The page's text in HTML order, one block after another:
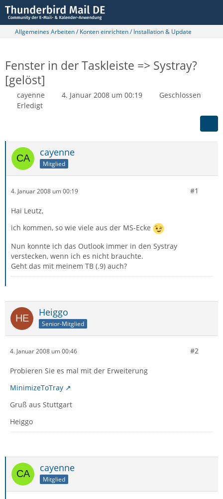
Allgemeines Arbeiten / Konten einrichten / Installation & Update
Fenster in der Taskleiste => Systray?
[gelöst]
cayenne 4. Januar 2008 um 00:19
Geschlossen
Erledigt
cayenne
Mitglied
4. Januar 2008 um 00:19 #1
Hai Leutz,
ich kommen, so wie viele aus der MS-Ecke
Nun konnte ich das Outlook immer in den Systray
verstecken, wenn ich es nicht brauchte.
Geht das mit meinem TB (.9) auch?
Heiggo
Senior-Mitglied
4. Januar 2008 um 00:46 #2
Probieren Sie es mal mit der Erweiterung
MinimizeToTray
Gruß aus Stuttgart
Heiggo
cayenne
Mitglied